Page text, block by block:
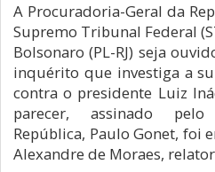
A Procuradoria-Geral da
Supremo Tribunal Federal
Bolsonaro (PL-RJ) seja
inquérito que investiga a
contra o presidente Luiz
parecer, assinado
República, Paulo Gonet, foi
Alexandre de Moraes,